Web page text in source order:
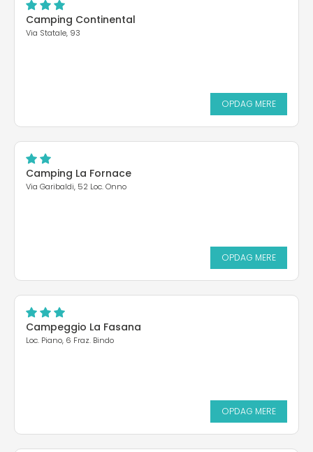
Camping Continental
Via Statale, 93
OPDAG MERE
Camping La Fornace
Via Garibaldi, 52 Loc. Onno
OPDAG MERE
Campeggio La Fasana
Loc. Piano, 6 Fraz. Bindo
OPDAG MERE